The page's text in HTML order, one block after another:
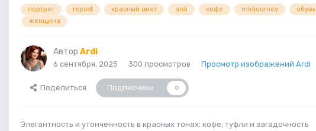
портрет repost красный цвет ardi кофе midjourney
обувь
женщина
Автор Ardi
6 сентября, 2025 300 просмотров Просмотр изображений Ardi
Поделиться Подписчики 0
Элегантность и утонченность в красных тонах: кофе, туфли и загадочность